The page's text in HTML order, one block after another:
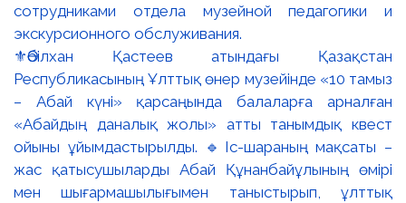
⚜️Әбілхан Қастеев атындағы Қазақстан
Республикасының Ұлттық өнер музейінде «10 тамыз
– Абай күні» қарсаңында балаларға арналған
«Абайдың даналық жолы» атты танымдық квест
ойыны ұйымдастырылды. 🔹Іс-шараның мақсаты –
жас қатысушыларды Абай Құнанбайұлының өмірі
мен шығармашылығымен таныстырып, ұлттық